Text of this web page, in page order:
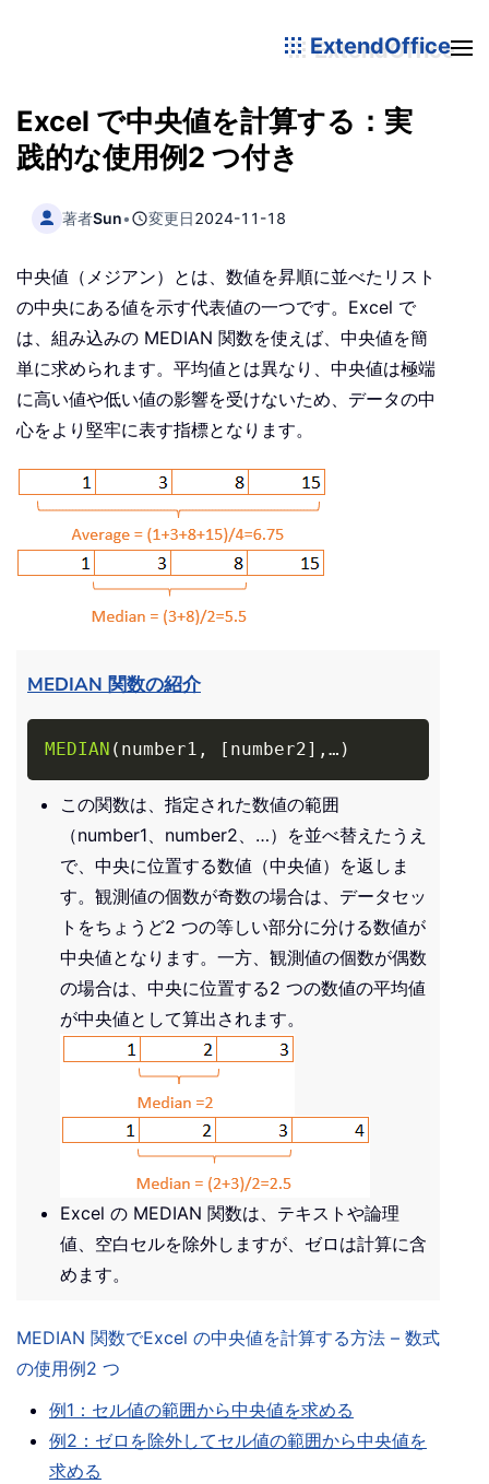
ExtendOffice
Excel で中央値を計算する：実
践的な使用例2 つ付き
著者Sun• 変更日2024-11-18
中央値（メジアン）とは、数値を昇順に並べたリスト
の中央にある値を示す代表値の一つです。Excel で
は、組み込みの MEDIAN 関数を使えば、中央値を簡
単に求められます。平均値とは異なり、中央値は極端
に高い値や低い値の影響を受けないため、データの中
心をより堅牢に表す指標となります。
MEDIAN 関数の紹介
MEDIAN ( number1 , [ number2] , … )Copy
この関数は、指定された数値の範囲
（number1、number2、…）を並べ替えたうえ
で、中央に位置する数値（中央値）を返しま
す。観測値の個数が奇数の場合は、データセッ
トをちょうど2 つの等しい部分に分ける数値が
中央値となります。一方、観測値の個数が偶数
の場合は、中央に位置する2 つの数値の平均値
が中央値として算出されます。
Excel の MEDIAN 関数は、テキストや論理
値、空白セルを除外しますが、ゼロは計算に含
めます。
MEDIAN 関数でExcel の中央値を計算する方法 – 数式
の使用例2 つ
例1：セル値の範囲から中央値を求める
例2：ゼロを除外してセル値の範囲から中央値を
求める